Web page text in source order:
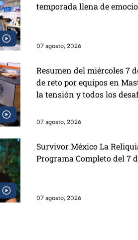
temporada llena de
07 agosto, 2026
Resumen del miércoles 7
de reto por equipos en
la tensión y todos los
07 agosto, 2026
Survivor México La
Programa Completo del 7
07 agosto, 2026